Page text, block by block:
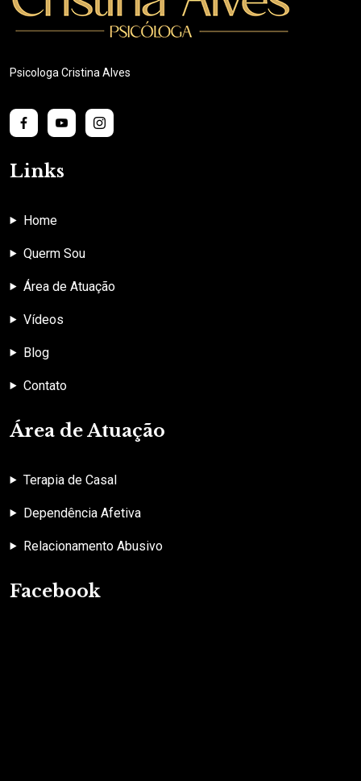
Psicologa Cristina Alves
Links
Home
Querm Sou
Área de Atuação
Vídeos
Blog
Contato
Área de Atuação
Terapia de Casal
Dependência Afetiva
Relacionamento Abusivo
Facebook